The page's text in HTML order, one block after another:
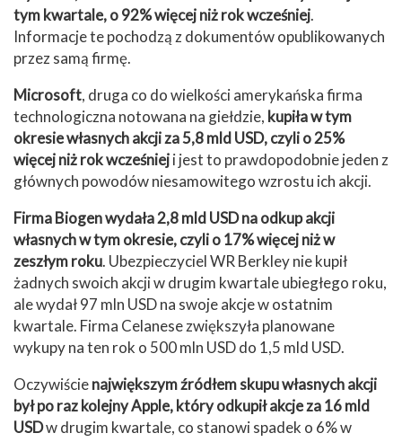
tym kwartale, o 92% więcej niż rok wcześniej.
Informacje te pochodzą z dokumentów opublikowanych
przez samą firmę.
Microsoft, druga co do wielkości amerykańska firma
technologiczna notowana na giełdzie, kupiła w tym
okresie własnych akcji za 5,8 mld USD, czyli o 25%
więcej niż rok wcześnieji jest to prawdopodobnie jeden z
głównych powodów niesamowitego wzrostu ich akcji.
Firma Biogen wydała 2,8 mld USD na odkup akcji
własnych w tym okresie, czyli o 17% więcej niż w
zeszłym roku. Ubezpieczyciel WR Berkley nie kupił
żadnych swoich akcji w drugim kwartale ubiegłego roku,
ale wydał 97 mln USD na swoje akcje w ostatnim
kwartale. Firma Celanese zwiększyła planowane
wykupy na ten rok o 500 mln USD do 1,5 mld USD.
Oczywiścienajwiększym źródłem skupu własnych akcji
był po raz kolejny Apple, który odkupił akcje za 16 mld
USDw drugim kwartale, co stanowi spadek o 6% w